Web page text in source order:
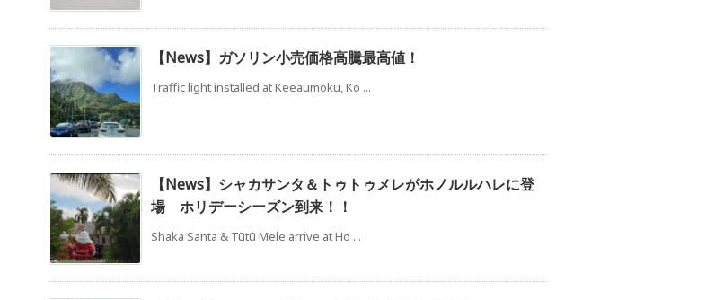
【News】ガソリン小売価格高騰最高値！
Traffic light installed at Keeaumoku, Ko ...
【News】シャカサンタ＆トゥトゥメレがホノルルハレに登
場 ホリデーシーズン到来！！
Shaka Santa & Tūtū Mele arrive at Ho ...